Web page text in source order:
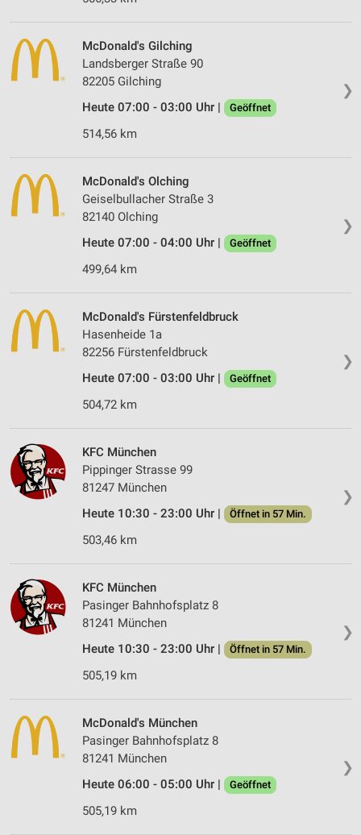
❯
McDonald's Gilching
Landsberger Straße 90
82205 Gilching
Heute 07:00 - 03:00 Uhr |
Geöffnet
514,56 km
❯
McDonald's Olching
Geiselbullacher Straße 3
82140 Olching
Heute 07:00 - 04:00 Uhr |
Geöffnet
499,64 km
❯
McDonald's Fürstenfeldbruck
Hasenheide 1a
82256 Fürstenfeldbruck
Heute 07:00 - 03:00 Uhr |
Geöffnet
504,72 km
❯
KFC München
Pippinger Strasse 99
81247 München
Heute 10:30 - 23:00 Uhr |
Öffnet in 57 Min.
503,46 km
❯
KFC München
Pasinger Bahnhofsplatz 8
81241 München
Heute 10:30 - 23:00 Uhr |
Öffnet in 57 Min.
505,19 km
❯
McDonald's München
Pasinger Bahnhofsplatz 8
81241 München
Heute 06:00 - 05:00 Uhr |
Geöffnet
505,19 km